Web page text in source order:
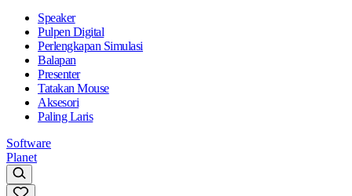
Speaker
Pulpen Digital
Perlengkapan Simulasi
Balapan
Presenter
Tatakan Mouse
Aksesori
Paling Laris
Software
Planet